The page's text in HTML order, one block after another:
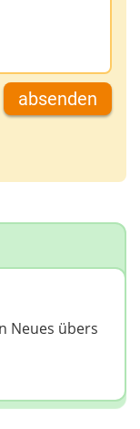
absenden
Neues übers